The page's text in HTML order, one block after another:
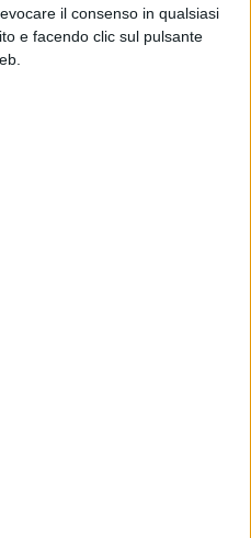
il consenso in qualsiasi
e facendo clic sul pulsante
l’attività di